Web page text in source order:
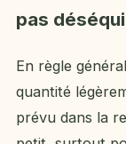
pas
En règle
quantité
prévu dans la